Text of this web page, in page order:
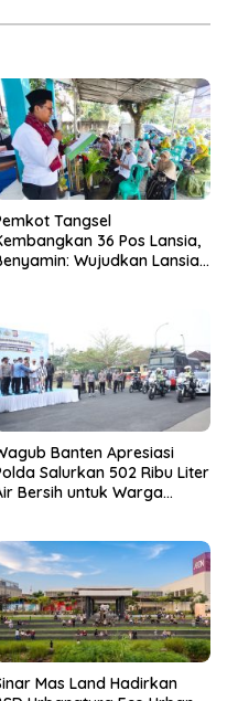
Tangsel
36 Pos Lansia,
Wujudkan Lansia
Banten Apresiasi
Salurkan 502 Ribu Liter
Bersih untuk Warga
Mas Land Hadirkan